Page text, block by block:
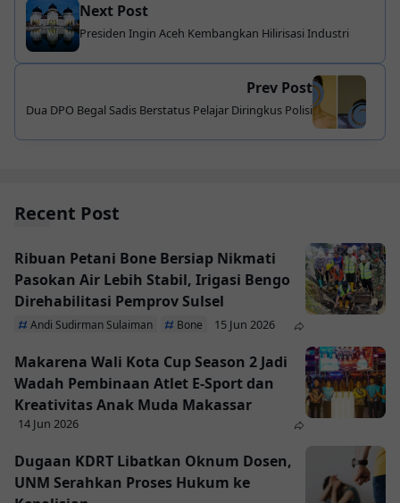
Next Post
Presiden Ingin Aceh Kembangkan Hilirisasi Industri
Prev Post
Dua DPO Begal Sadis Berstatus Pelajar Diringkus Polisi
Recent Post
Ribuan Petani Bone Bersiap Nikmati
Pasokan Air Lebih Stabil, Irigasi Bengo
Direhabilitasi Pemprov Sulsel
Andi Sudirman Sulaiman Bone 15 Jun 2026
Makarena Wali Kota Cup Season 2 Jadi
Wadah Pembinaan Atlet E-Sport dan
Kreativitas Anak Muda Makassar
14 Jun 2026
Dugaan KDRT Libatkan Oknum Dosen,
UNM Serahkan Proses Hukum ke